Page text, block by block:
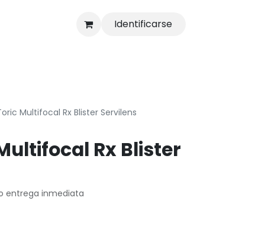
Identificarse
Multifocal Rx Blister Servilens
Rx Blister
entrega inmediata